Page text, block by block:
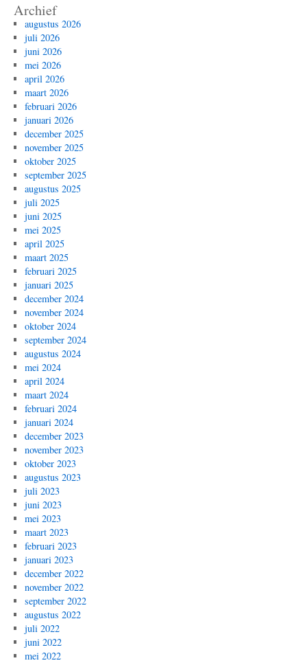
Archief
augustus 2026
juli 2026
juni 2026
mei 2026
april 2026
maart 2026
februari 2026
januari 2026
december 2025
november 2025
oktober 2025
september 2025
augustus 2025
juli 2025
juni 2025
mei 2025
april 2025
maart 2025
februari 2025
januari 2025
december 2024
november 2024
oktober 2024
september 2024
augustus 2024
mei 2024
april 2024
maart 2024
februari 2024
januari 2024
december 2023
november 2023
oktober 2023
augustus 2023
juli 2023
juni 2023
mei 2023
maart 2023
februari 2023
januari 2023
december 2022
november 2022
september 2022
augustus 2022
juli 2022
juni 2022
mei 2022